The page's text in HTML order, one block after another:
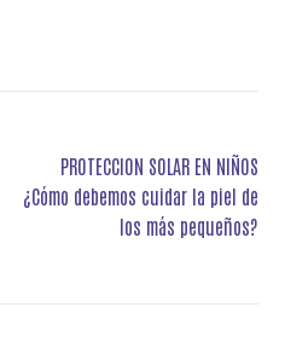
PROTECCION SOLAR EN NIÑOS
¿Cómo debemos cuidar la piel de
los más pequeños?